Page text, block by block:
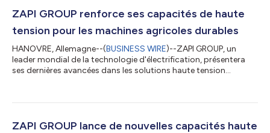
des moteurs électriques et des chargeurs de batterie
ZAPI GROUP renforce ses capacités de haute
tension pour les machines agricoles durables
HANOVRE, Allemagne--(BUSINESS WIRE)--ZAPI GROUP, un
leader mondial de la technologie d'électrification, présentera
ses dernières avancées dans les solutions haute tension
directement dans le thème directeur du salon, « Touch Smart
intégrée pour des systèmes agricoles innovants et en réseau.
ZAPI GROUP lance de nouvelles capacités haute